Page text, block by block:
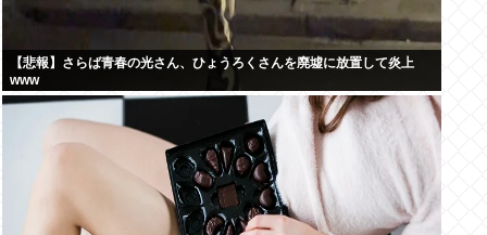
【悲報】さらば青春の光さん、ひょうろくさんを廃墟に放置して炎上
www